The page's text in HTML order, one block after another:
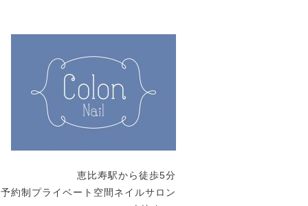
恵比寿駅から徒歩5分
約制プライベート空間ネイルサロン